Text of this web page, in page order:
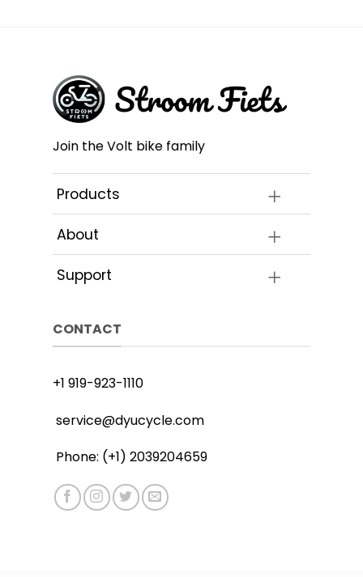
Join the Volt bike family
Products
About
Support
CONTACT
+1 919-923-1110
service@dyucycle.com
Phone: (+1) 2039204659